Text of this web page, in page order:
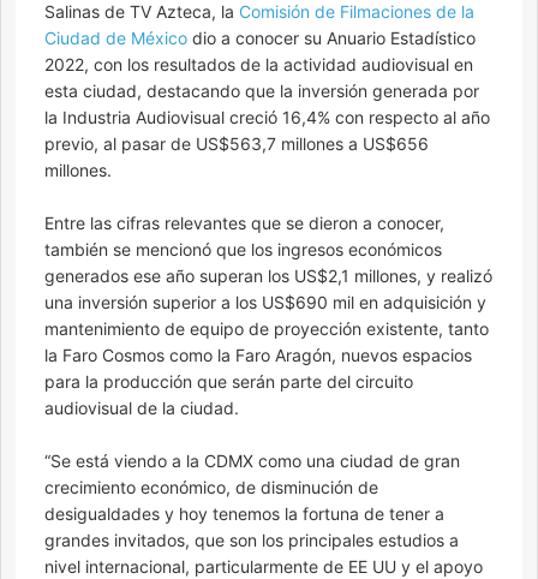
Salinas de TV Azteca, la Comisión de Filmaciones de la
Ciudad de México dio a conocer su Anuario Estadístico
2022, con los resultados de la actividad audiovisual en
esta ciudad, destacando que la inversión generada por
la Industria Audiovisual creció 16,4% con respecto al año
previo, al pasar de US$563,7 millones a US$656
millones.
Entre las cifras relevantes que se dieron a conocer,
también se mencionó que los ingresos económicos
generados ese año superan los US$2,1 millones, y realizó
una inversión superior a los US$690 mil en adquisición y
mantenimiento de equipo de proyección existente, tanto
la Faro Cosmos como la Faro Aragón, nuevos espacios
para la producción que serán parte del circuito
audiovisual de la ciudad.
“Se está viendo a la CDMX como una ciudad de gran
crecimiento económico, de disminución de
desigualdades y hoy tenemos la fortuna de tener a
grandes invitados, que son los principales estudios a
nivel internacional, particularmente de EE UU y el apoyo